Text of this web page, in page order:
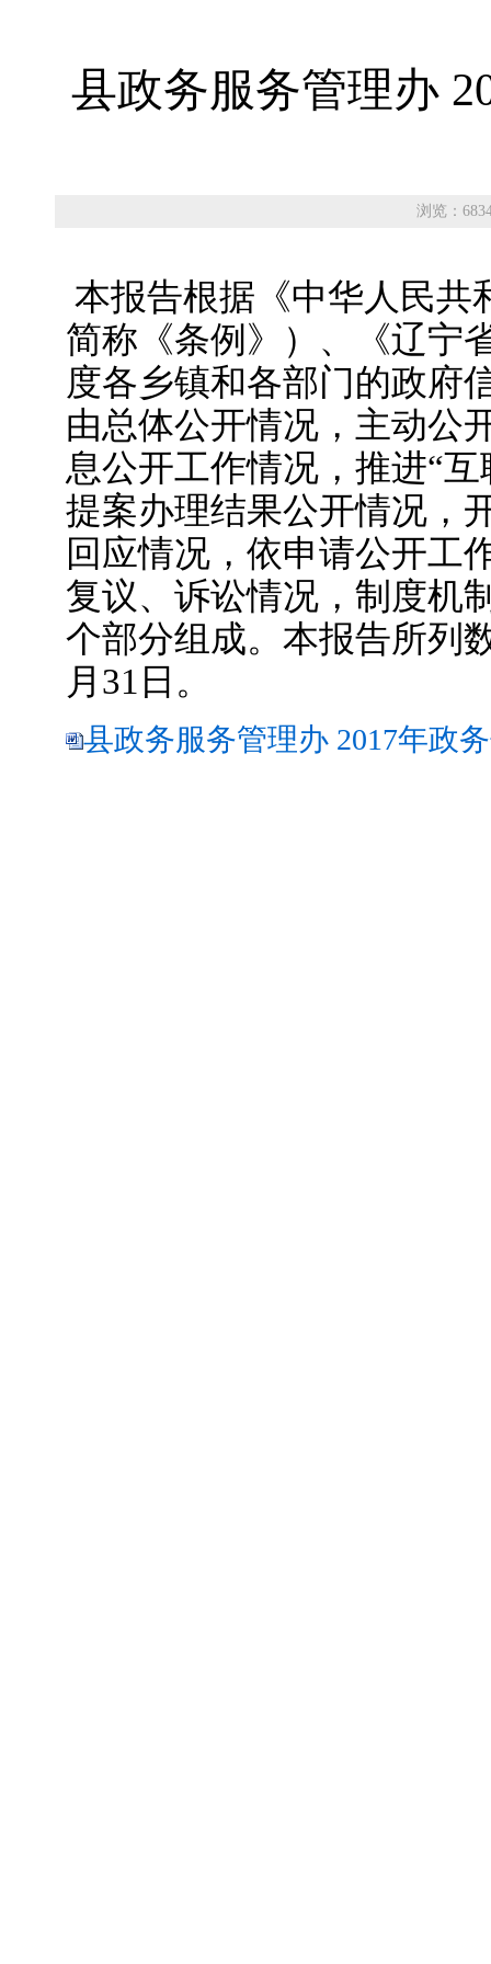
县政务服务管理办
浏览：
本报告根据《中华人民共
简称《条例》）、《辽宁
度各乡镇和各部门的政府
由总体公开情况，主动公
息公开工作情况，推进“
提案办理结果公开情况，
回应情况，依申请公开工
复议、诉讼情况，制度机
个部分组成。本报告所列
月31日。
县政务服务管理办 2017年政